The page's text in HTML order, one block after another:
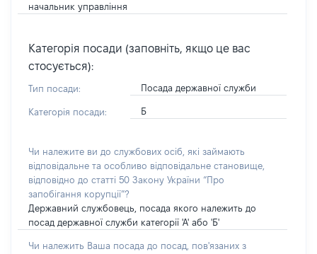
начальник управління
Категорія посади (заповніть, якщо це вас
стосується):
Тип посади: Посада державної служби
Категорія посади: Б
Чи належите ви до службових осіб, які займають
відповідальне та особливо відповідальне становище,
відповідно до статті 50 Закону України “Про
запобігання корупції”?
Державний службовець, посада якого належить до
посад державної служби категорії 'А' або 'Б'
Чи належить Ваша посада до посад, пов'язаних з